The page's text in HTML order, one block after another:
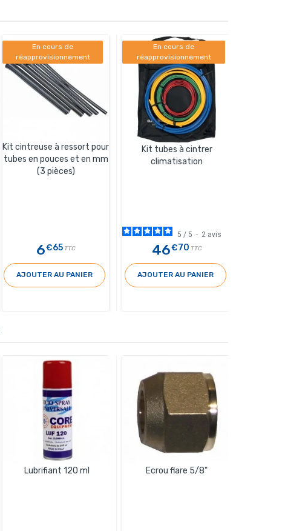
En cours de
réapprovisionnement
Kit cintreuse à ressort pour
tubes en pouces et en mm
(3 pièces)
6€65 TTC
AJOUTER AU PANIER
En cours de
réapprovisionnement
Kit tubes à cintrer
climatisation
5 / 5 - 2 avis
46€70 TTC
AJOUTER AU PANIER
Lubrifiant 120 ml Ecrou flare 5/8"